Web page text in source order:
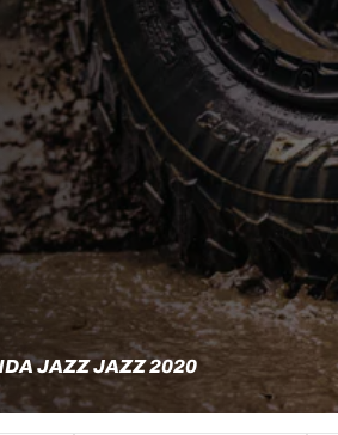
JAZZ JAZZ 2020